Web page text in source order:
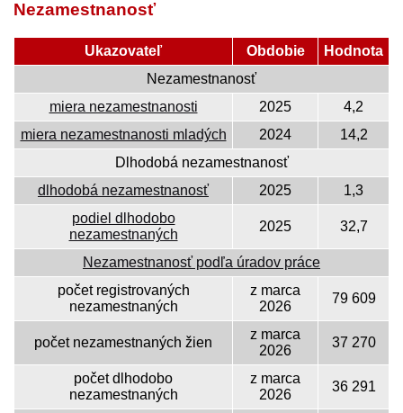
Nezamestnanosť
Ukazovateľ Obdobie
Hodnota
Nezamestnanosť
miera nezamestnanosti
2025
4,2
miera nezamestnanosti mladých
2024
14,2
Dlhodobá nezamestnanosť
dlhodobá nezamestnanosť
2025
1,3
podiel dlhodobo
nezamestnaných
2025 32,7
Nezamestnanosť podľa úradov práce
počet registrovaných
nezamestnaných
z marca
2026
79 609
počet nezamestnaných žien
z marca
2026
37 270
počet dlhodobo
nezamestnaných
z marca
2026
36 291